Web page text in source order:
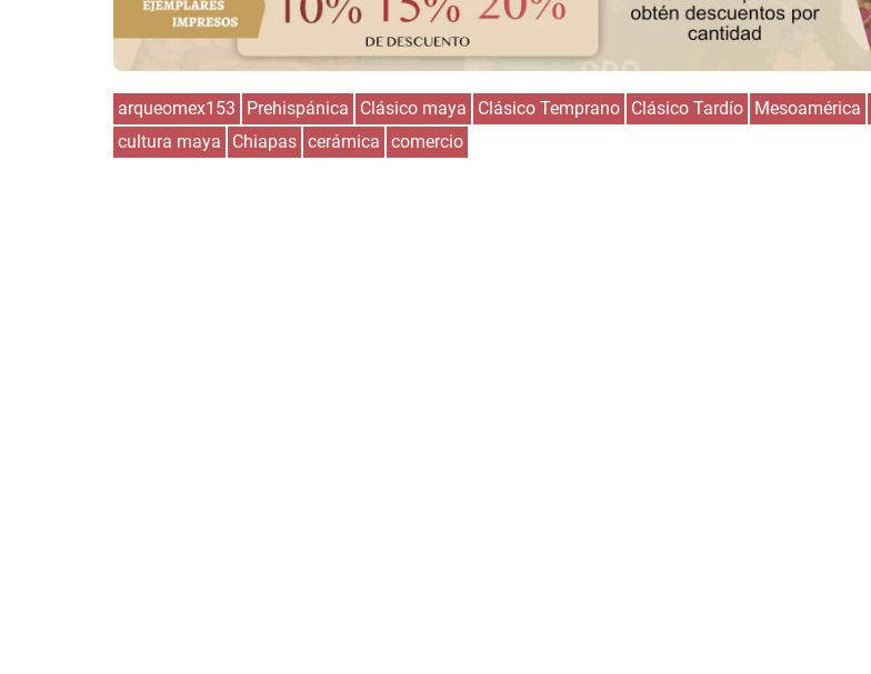
arqueomex153 Prehispánica Clásico maya Clásico Temprano Clásico Tardío Mesoamérica
cultura maya
Chiapas cerámica comercio